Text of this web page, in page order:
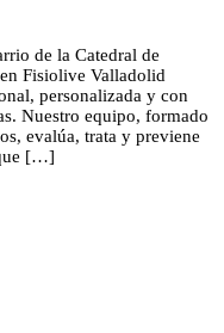
de la Catedral de
Fisiolive Valladolid
personalizada y con
Nuestro equipo, formado
evalúa, trata y previene
[…]